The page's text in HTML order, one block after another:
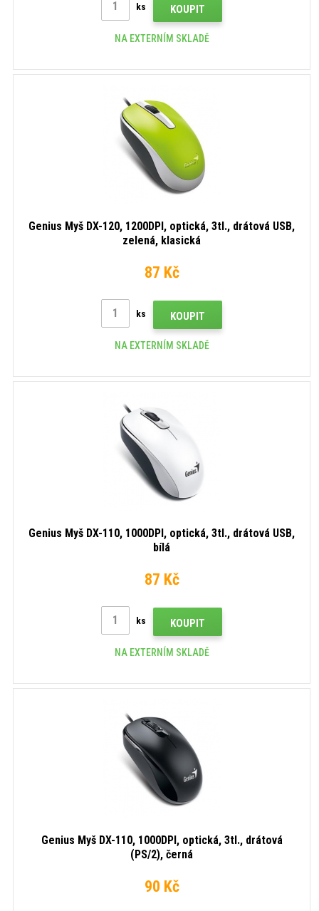
ks KOUPIT
NA EXTERNÍM SKLADĚ
Genius Myš DX-120, 1200DPI, optická, 3tl., drátová USB,
zelená, klasická
87 Kč
ks KOUPIT
NA EXTERNÍM SKLADĚ
Genius Myš DX-110, 1000DPI, optická, 3tl., drátová USB,
bílá
87 Kč
ks KOUPIT
NA EXTERNÍM SKLADĚ
Genius Myš DX-110, 1000DPI, optická, 3tl., drátová
(PS/2), černá
90 Kč